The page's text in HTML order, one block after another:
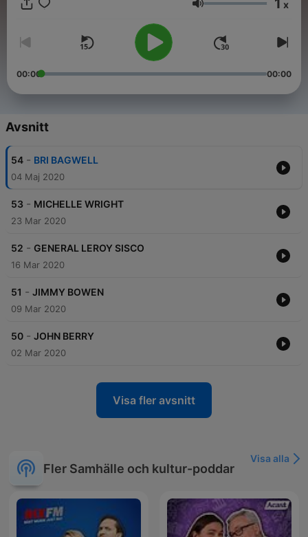
Volym x
00:00 00:00
Avsnitt
54 - BRI BAGWELL
04 Maj 2020
53 - MICHELLE WRIGHT
23 Mar 2020
52 - GENERAL LEROY SISCO
16 Mar 2020
51 - JIMMY BOWEN
09 Mar 2020
50 - JOHN BERRY
02 Mar 2020
Visa fler avsnitt
Fler Samhälle och kultur-poddar
Visa alla